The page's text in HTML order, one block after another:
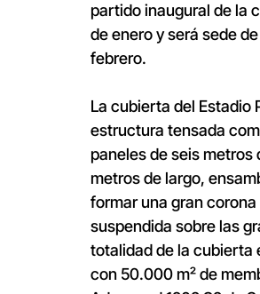
partido inaugural de la
de enero y será sede
febrero.
La cubierta del Estadio
estructura tensada
paneles de seis metros
metros de largo,
formar una gran
suspendida sobre las
totalidad de la cubierta
con 50.000 m² de